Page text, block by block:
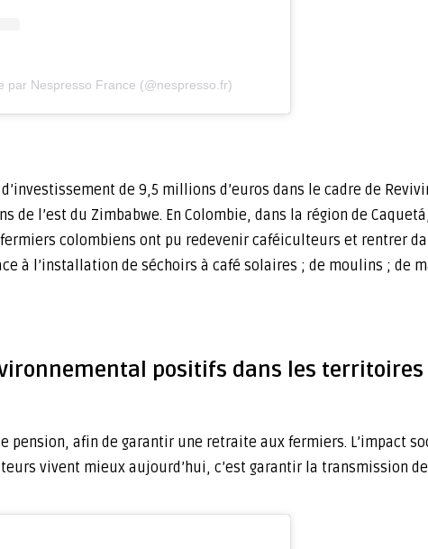
par Nespresso France (@nespresso.fr)
de 9,5 millions d’euros dans le cadre de
l’est du Zimbabwe. En Colombie, dans la région de
colombiens ont pu redevenir caféiculteurs et rentrer
à l’installation de séchoirs à café solaires ; de moulins ; de
positifs dans les territoires
pension, afin de garantir une retraite aux fermiers. L’impact
vivent mieux aujourd’hui, c’est garantir la transmission